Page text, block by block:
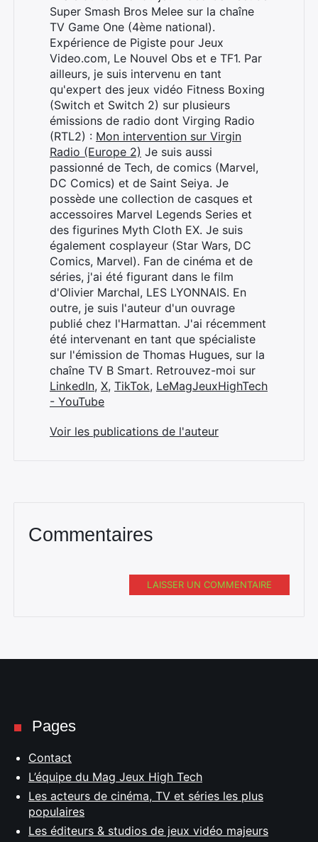
Super Smash Bros Melee sur la chaîne
TV Game One (4ème national).
Expérience de Pigiste pour Jeux
Video.com, Le Nouvel Obs et e TF1. Par
ailleurs, je suis intervenu en tant
qu'expert des jeux vidéo Fitness Boxing
(Switch et Switch 2) sur plusieurs
émissions de radio dont Virging Radio
(RTL2) : Mon intervention sur Virgin
Radio (Europe 2) Je suis aussi
passionné de Tech, de comics (Marvel,
DC Comics) et de Saint Seiya. Je
possède une collection de casques et
accessoires Marvel Legends Series et
des figurines Myth Cloth EX. Je suis
également cosplayeur (Star Wars, DC
Comics, Marvel). Fan de cinéma et de
séries, j'ai été figurant dans le film
d'Olivier Marchal, LES LYONNAIS. En
outre, je suis l'auteur d'un ouvrage
publié chez l'Harmattan. J'ai récemment
été intervenant en tant que spécialiste
sur l'émission de Thomas Hugues, sur la
chaîne TV B Smart. Retrouvez-moi sur
LinkedIn, X, TikTok, LeMagJeuxHighTech
- YouTube
Voir les publications de l'auteur
Commentaires
LAISSER UN COMMENTAIRE
Pages
Contact
L’équipe du Mag Jeux High Tech
Les acteurs de cinéma, TV et séries les plus
populaires
Les éditeurs & studios de jeux vidéo majeurs
Rechercher
: